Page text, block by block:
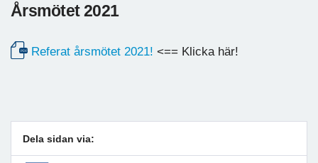
Årsmötet 2021
Referat årsmötet 2021! <== Klicka här!
Dela sidan via: